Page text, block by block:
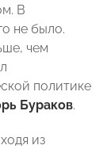
В
не было.
чем
политике
Бураков.
из